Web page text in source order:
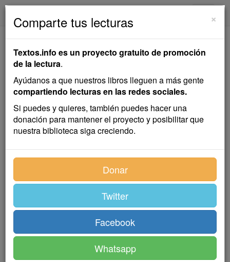
A Secreto Agravio,
Secreta Venganza
Drama en tres jornadas
Pedro Calderón de la Barca
Teatro,Drama
Índice
PERSONAS
×
Comparte tus lecturas
Textos.info es un proyecto gratuito de promoción
de la lectura.
Ayúdanos a que nuestros libros lleguen a más gente
compartiendo lecturas en las redes sociales.
Si puedes y quieres, también puedes hacer una
donación para mantener el proyecto y posibilitar que
nuestra biblioteca siga creciendo.
Donar
Twitter
Facebook
Whatsapp